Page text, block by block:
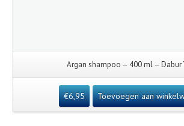
Argan shampoo – 400 ml – Dabur
€6,95 Toevoegen aan